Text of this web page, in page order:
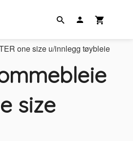
one size u/innlegg tøybleie
size